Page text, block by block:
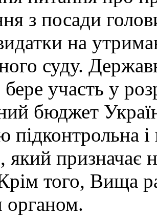
з посади
на
суду.
участь у
бюджет
підконтрольна і
який призначає
того, Вища
органом.